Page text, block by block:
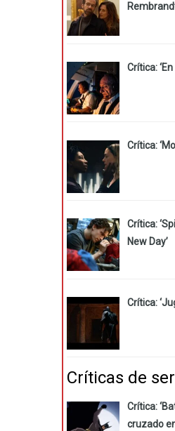
Crítica:
Crítica:
Crítica:
New Day’
Crítica:
Críticas de
Crítica:
cruzado